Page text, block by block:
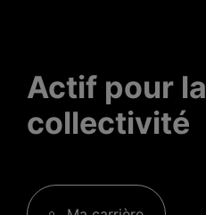
Actif pour la
collectivité